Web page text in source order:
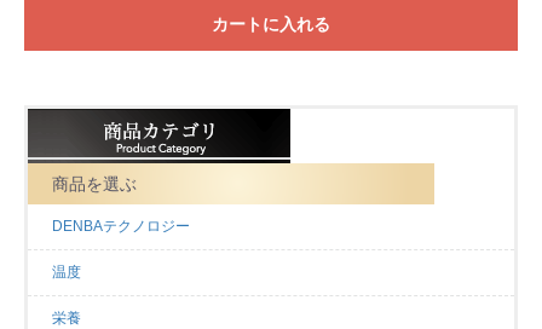
カートに入れる
お買い物を続ける カートへ進む
商品を選ぶ
DENBAテクノロジー
温度
栄養